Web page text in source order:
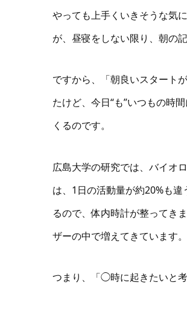
やっても上手くいきそうな気
が、昼寝をしない限り、朝の
ですから、「朝良いスタート
たけど、今日“も”いつもの時
くるのです。
広島大学の研究では、バイオ
は、1日の活動量が約20%も
るので、体内時計が整ってき
ザーの中で増えてきています。
つまり、「◯時に起きたいと